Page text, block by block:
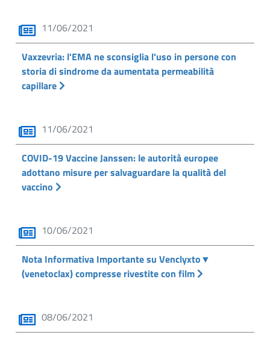
11/06/2021
Vaxzevria: l'EMA ne sconsiglia l'uso in persone con
storia di sindrome da aumentata permeabilità
capillare
11/06/2021
COVID-19 Vaccine Janssen: le autorità europee
adottano misure per salvaguardare la qualità del
vaccino
10/06/2021
Nota Informativa Importante su Venclyxto▼
(venetoclax) compresse rivestite con film
08/06/2021